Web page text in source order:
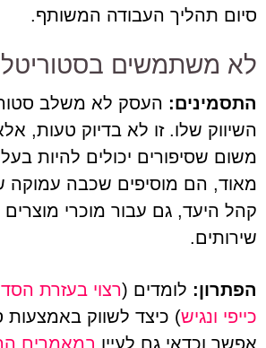
סיום תהליך העבודה המשותף.
לא משתמשים
התסמינים: העסק לא משלב
השיווק שלו. זו לא בדיוק טעות,
משום שסיפורים יכולים להיות בעלי
מאוד, הם מוסיפים שכבה
קהל היעד, גם עבור מוכרי מוצרים
שירותים.
הפתרון: לומדים (רצוי בעזרת
כייפי ונגיש) כיצד לשווק באמצעות
אפשר וכדאי גם לעיין במאמרים